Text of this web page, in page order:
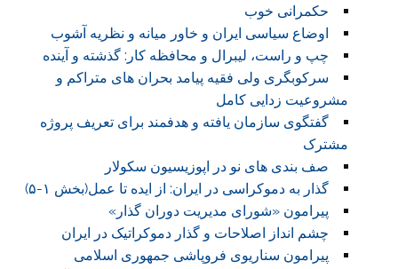
حکمرانی خوب
اوضاع سیاسی ایران و خاور میانه و نظریه آشوب
چپ و راست، لیبرال و محافظه کار: گذشته و آینده
سرکوبگری ولی فقیه پیامد بحران های متراکم و
مشروعیت زدایی کامل
گفتگوی سازمان یافته و هدفمند برای تعریف پروژه
مشترک
صف بندی های نو در اپوزیسیون سکولار
گذار به دموکراسی در ایران: از ایده تا عمل(بخش ۱-۵)
پیرامون «شورای مدیریت دوران گذار»
چشم انداز اصلاحات و گذار دموکراتیک در ایران
پیرامون سناریوی فروپاشی جمهوری اسلامی